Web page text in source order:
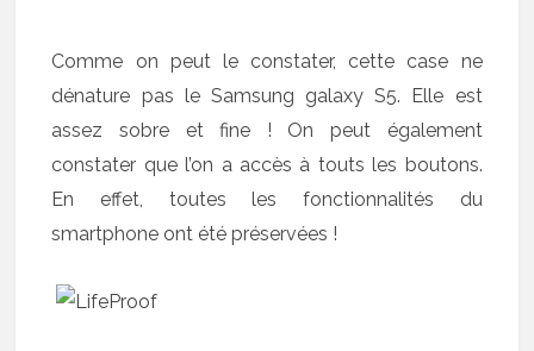
Comme on peut le constater, cette case ne
dénature pas le Samsung galaxy S5. Elle est
assez sobre et fine ! On peut également
constater que l’on a accès à touts les boutons.
En effet, toutes les fonctionnalités du
smartphone ont été préservées !